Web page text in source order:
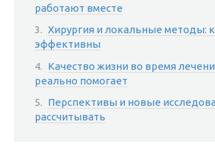
работают вместе
Хирургия и локальные методы:
эффективны
Качество жизни во время
реально помогает
Перспективы и новые
рассчитывать